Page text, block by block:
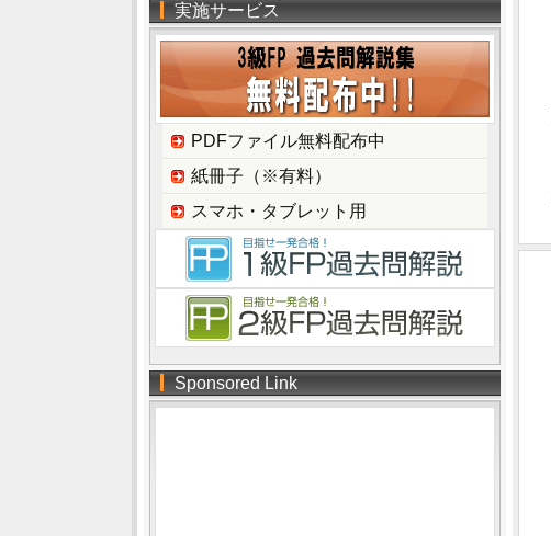
実施サービス
PDFファイル無料配布中
紙冊子（※有料）
スマホ・タブレット用
Sponsored Link